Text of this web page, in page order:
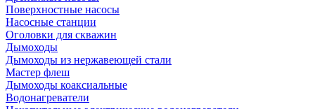
Поверхностные насосы
Насосные станции
Оголовки для скважин
Дымоходы
Дымоходы из нержавеющей стали
Мастер флеш
Дымоходы коаксиальные
Водонагреватели